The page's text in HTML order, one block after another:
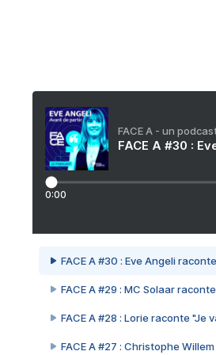
FACE A - un
FACE A #30 :
0:00
FACE A #30 : Eve Angeli
FACE A #29 : MC Solaar
FACE A #28 : Lorie raconte "Je
FACE A #27 : Christophe